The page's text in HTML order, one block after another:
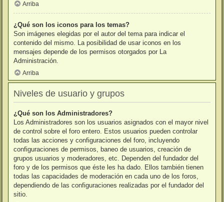
Arriba
¿Qué son los iconos para los temas?
Son imágenes elegidas por el autor del tema para indicar el
contenido del mismo. La posibilidad de usar iconos en los
mensajes depende de los permisos otorgados por La
Administración.
Arriba
Niveles de usuario y grupos
¿Qué son los Administradores?
Los Administradores son los usuarios asignados con el mayor nivel
de control sobre el foro entero. Estos usuarios pueden controlar
todas las acciones y configuraciones del foro, incluyendo
configuraciones de permisos, baneo de usuarios, creación de
grupos usuarios y moderadores, etc. Dependen del fundador del
foro y de los permisos que éste les ha dado. Ellos también tienen
todas las capacidades de moderación en cada uno de los foros,
dependiendo de las configuraciones realizadas por el fundador del
sitio.